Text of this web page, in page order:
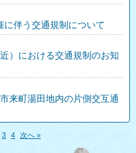
伴う交通規制について
）における交通規制のお知
来町湯田地内の片側交互通
3 4 次へ »